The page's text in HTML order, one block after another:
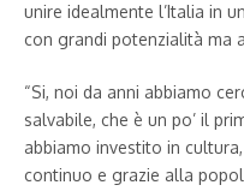
unire idealmente l’Italia in
con grandi potenzialità ma
“Si, noi da anni abbiamo
salvabile, che è un po’ il
abbiamo investito in
continuo e grazie alla